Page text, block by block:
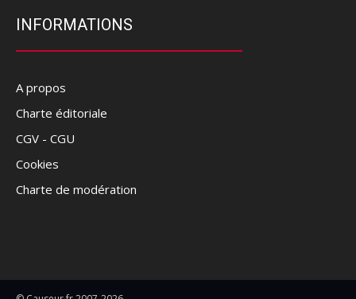
INFORMATIONS
A propos
Charte éditoriale
CGV - CGU
Cookies
Charte de modération